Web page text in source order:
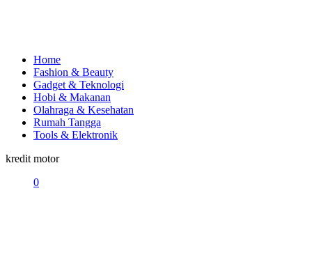
Home
Fashion & Beauty
Gadget & Teknologi
Hobi & Makanan
Olahraga & Kesehatan
Rumah Tangga
Tools & Elektronik
kredit motor
0